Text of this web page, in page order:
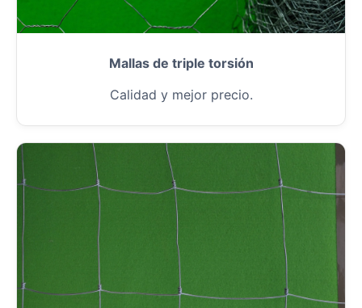
Mallas de triple torsión
Calidad y mejor precio.